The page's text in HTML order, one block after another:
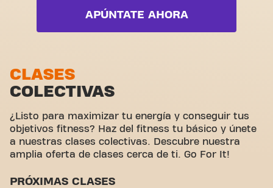
gimnasio: es el sitio donde fitness y comunidad
unen fuerzas.
Yanga Sportswater
Live Strength
Live Zumba
Zona de estiramiento
Ciclismo virtual
Hacer un tour
APÚNTATE AHORA
CLASES
COLECTIVAS
¿Listo para maximizar tu energía y conseguir tus
objetivos fitness? Haz del fitness tu básico y únete
a nuestras clases colectivas. Descubre nuestra
amplia oferta de clases cerca de ti. Go For It!
PRÓXIMAS CLASES